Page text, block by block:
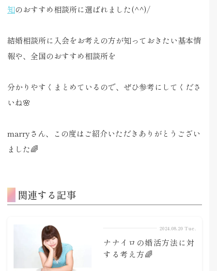
知のおすすめ相談所に選ばれました(^^)/
結婚相談所に入会をお考えの方が知っておきたい基本情
報や、全国のおすすめ相談所を
分かりやすくまとめているので、ぜひ参考にしてくださ
いね🌸
marryさん、この度はご紹介いただきありがとうござい
ました🌈
関連する記事
2024.08.20 Tue.
ナナイロの婚活方法に対
する考え方🌈